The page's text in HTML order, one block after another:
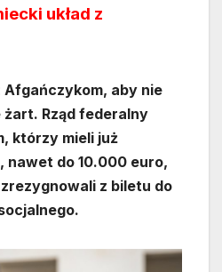
układ z
Afgańczykom, aby nie
Rząd federalny
którzy mieli już
nawet do 10.000 euro,
z biletu do